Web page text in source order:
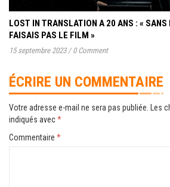
LOST IN TRANSLATION A 20 ANS : « SANS
FAISAIS PAS LE FILM »
15 septembre 2023 / 0 Comment
ÉCRIRE UN COMMENTAIRE
Votre adresse e-mail ne sera pas publiée.
Les
indiqués avec*
Commentaire *